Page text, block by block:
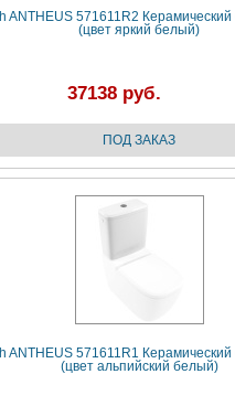
ANTHEUS 571611R2 Керамический
(цвет яркий белый)
37138 руб.
ANTHEUS 571611R1 Керамический
(цвет альпийский белый)